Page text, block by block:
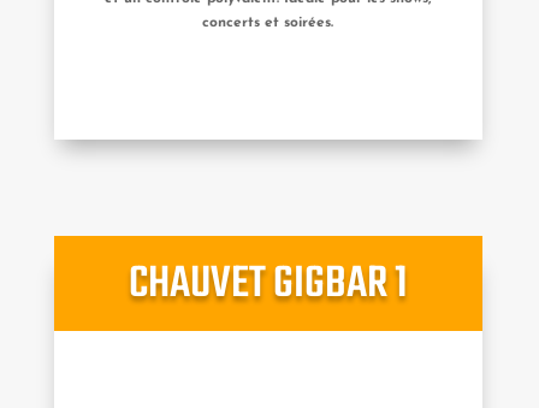
concerts et soirées.
CHAUVET GIGBAR 1